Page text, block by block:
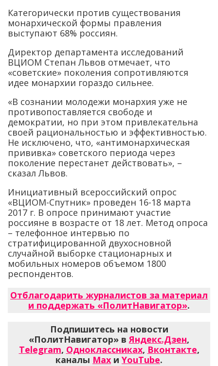
Категорически против существования
монархической формы правления
выступают 68% россиян.
Директор департамента исследований
ВЦИОМ Степан Львов отмечает, что
«советские» поколения сопротивляются
идее монархии гораздо сильнее.
«В сознании молодежи монархия уже не
противопоставляется свободе и
демократии, но при этом привлекательна
своей рациональностью и эффективностью.
Не исключено, что, «антимонархическая
прививка» советского периода через
поколение перестанет действовать», –
сказал Львов.
Инициативный всероссийский опрос
«ВЦИОМ-Спутник» проведен 16-18 марта
2017 г. В опросе принимают участие
россияне в возрасте от 18 лет. Метод опроса
– телефонное интервью по
стратифицированной двухосновной
случайной выборке стационарных и
мобильных номеров объемом 1800
респондентов.
Отблагодарить журналистов за материал
и поддержать «ПолитНавигатор».
Подпишитесь на новости
«ПолитНавигатор» вЯндекс.Дзен,
Telegram, Одноклассниках, Вконтакте,
каналы Max и YouTube.